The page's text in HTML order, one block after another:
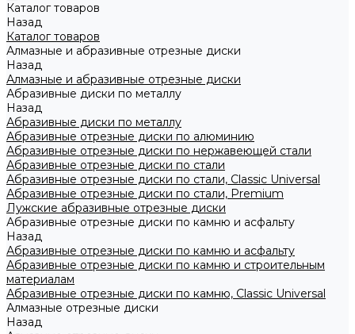
Каталог товаров
Назад
Каталог товаров
Алмазные и абразивные отрезные диски
Назад
Алмазные и абразивные отрезные диски
Абразивные диски по металлу
Назад
Абразивные диски по металлу
Абразивные отрезные диски по алюминию
Абразивные отрезные диски по нержавеющей стали
Абразивные отрезные диски по стали
Абразивные отрезные диски по стали, Classic Universal
Абразивные отрезные диски по стали, Premium
Лужские абразивные отрезные диски
Абразивные отрезные диски по камню и асфальту
Назад
Абразивные отрезные диски по камню и асфальту
Абразивные отрезные диски по камню и строительным
материалам
Абразивные отрезные диски по камню, Classic Universal
Алмазные отрезные диски
Назад